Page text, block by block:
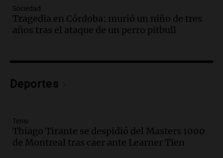
Audio.
con fractura de tobillo en refugio Doña
Rosa
Panorama Federal
Audio.Amaycha del Valle avanza en
con nueva tecnología médica
aumentan tarifas del SUBTE en Buenos
Aires desde agosto
Sociedad
Tragedia en Córdoba: murió un niño de tres
años tras el ataque de un perro pitbull
Deportes
Tenis
Thiago Tirante se despidió del Masters 1000
de Montreal tras caer ante Learner Tien